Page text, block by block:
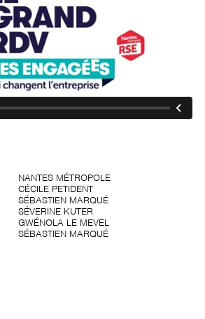
NANTES MÉTROPOLE
CÉCILE PETIDENT
SÉBASTIEN MARQUÉ
SÉVERINE KUTER
GWÉNOLA LE MEVEL
SÉBASTIEN MARQUÉ